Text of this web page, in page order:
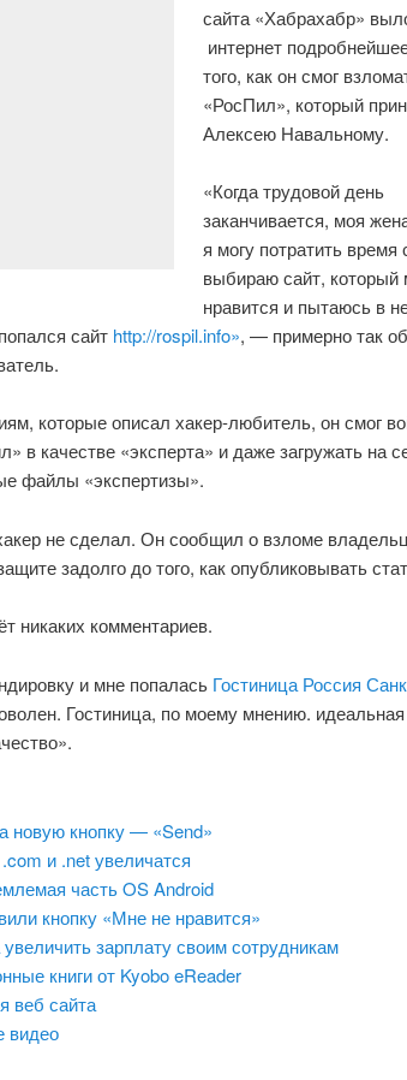
сайта «Хабрахабр»
интернет
того, как он смог
«РосПил», который
Алексею Навальному.
«Когда трудовой день
заканчивается, моя
я могу потратить время
выбираю сайт, который
нравится и пытаюсь в
сайт http://rospil.info», — примерно так
которые описал хакер-любитель, он смог
в качестве «эксперта» и даже загружать на
файлы «экспертизы».
не сделал. Он сообщил о взломе
задолго до того, как опубликовывать
никаких комментариев.
и мне попалась Гостиница Россия
Гостиница, по моему мнению.
новую кнопку — «Send»
и .net увеличатся
часть OS Android
кнопку «Мне не нравится»
зарплату своим сотрудникам
книги от Kyobo eReader
веб сайта
видео